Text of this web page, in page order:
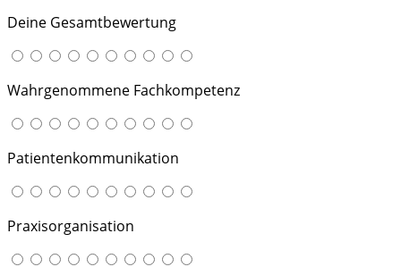
Deine Gesamtbewertung
Wahrgenommene Fachkompetenz
Patientenkommunikation
Praxisorganisation